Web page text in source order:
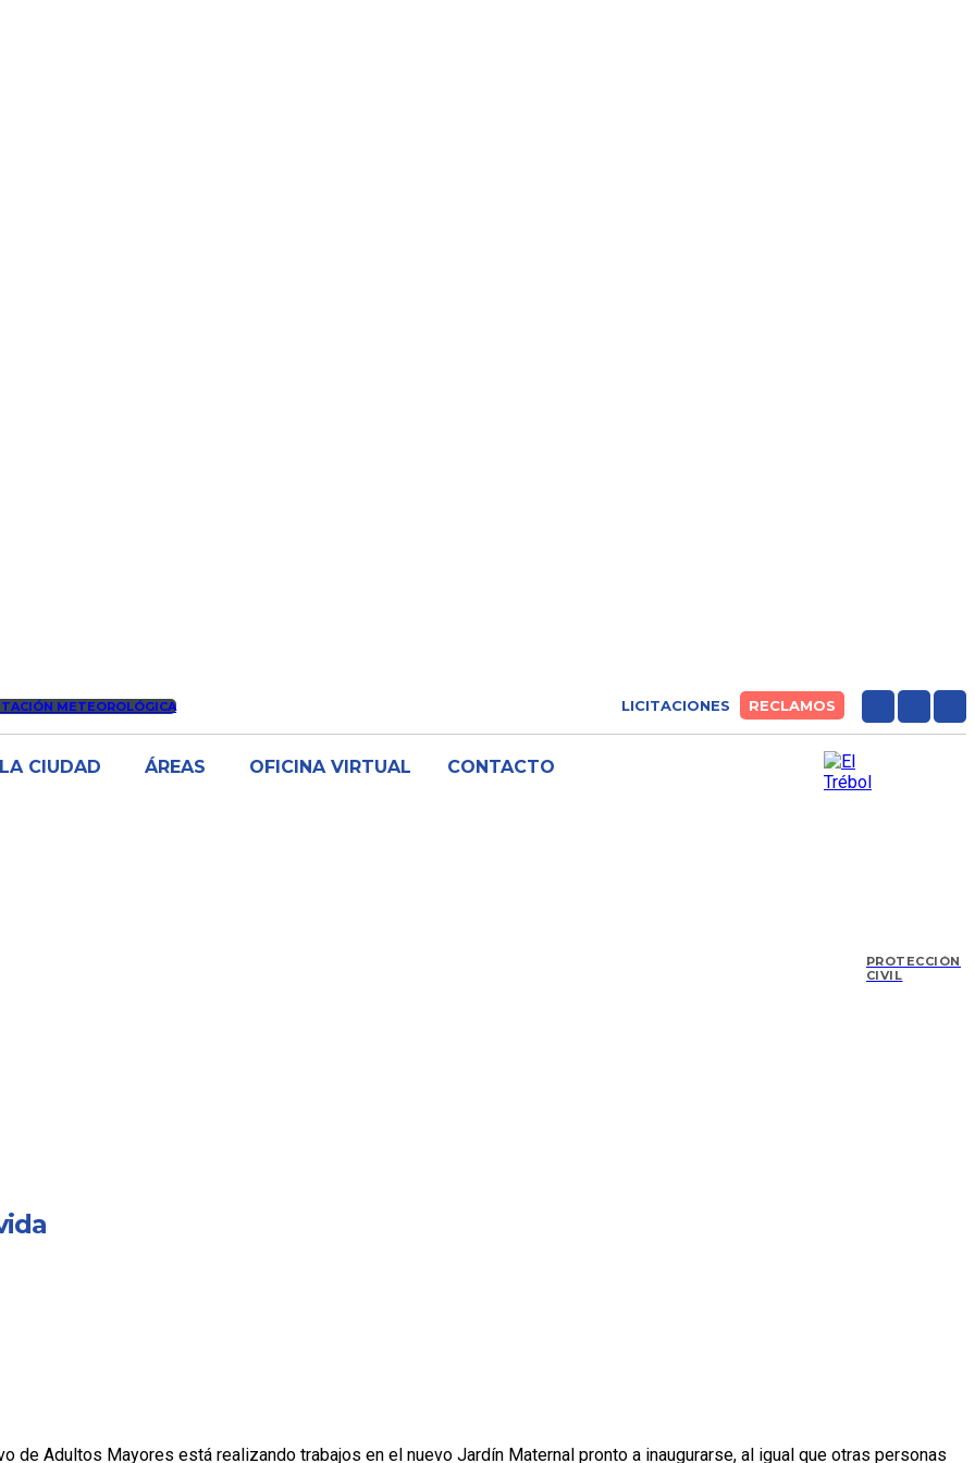
METEOROLÓGICA LICITACIONES RECLAMOS
LA CIUDAD ÁREAS OFICINA VIRTUAL CONTACTO
PROTECCIÓN
CIVIL
de Adultos Mayores está realizando trabajos en el nuevo Jardín Maternal pronto a inaugurarse, al igual que otras personas